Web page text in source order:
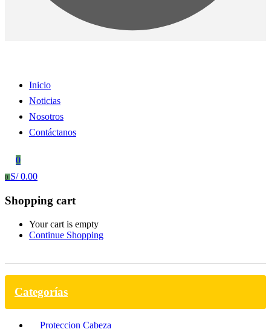
Inicio
Noticias
Nosotros
Contáctanos
0
0 S/0.00
Shopping cart
Your cart is empty
Continue Shopping
Categorías
Proteccion Cabeza